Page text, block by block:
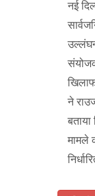
नई
ने
मामले